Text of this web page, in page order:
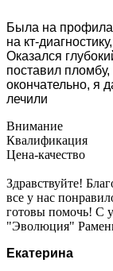
Была на
на кт-
Оказался
поставил
окончательно, я
лечили
Внимание
Квалификация
Цена-качество
Здравствуйте!
все у нас
готовы помочь! С
"Эволюция"
Екатерина